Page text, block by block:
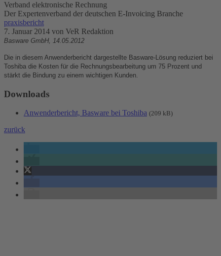
Verband elektronische Rechnung
Der Expertenverband der deutschen E-Invoicing Branche
praxisbericht
7. Januar 2014 von VeR Redaktion
Basware GmbH, 14.05.2012
Die in diesem Anwenderbericht dargestellte Basware-Lösung reduziert bei
Toshiba die Kosten für die Rechnungsbearbeitung um 75 Prozent und
stärkt die Bindung zu einem wichtigen Kunden.
Downloads
Anwenderbericht, Basware bei Toshiba (209 kB)
zurück